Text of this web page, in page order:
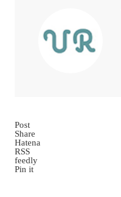
Post
Share
Hatena
RSS
feedly
Pin it